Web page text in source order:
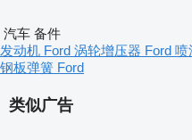
类似广告
汽车 备件
发动机 Ford 涡轮增压器 Ford 喷
钢板弹簧 Ford